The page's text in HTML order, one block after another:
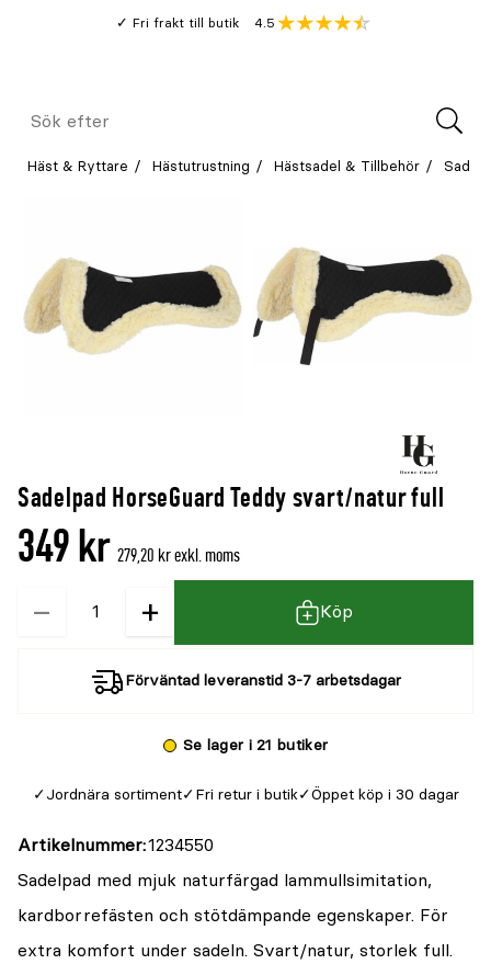
Fri frakt till butik
Genomsnitt
4.5
Meny
Sök
Häst & Ryttare Hästutrustning Hästsadel & Tillbehör
Sadelpad HorseGuard Teddy svart/natur full
349 kr 279,20 kr exkl. moms
−
Kvantitet + Köp
Förväntad leveranstid 3-7 arbetsdagar
Se lager i 21 butiker
Jordnära sortiment Fri retur i butik Öppet köp i 30 dagar
Artikelnummer 1234550
Sadelpad med mjuk naturfärgad lammullsimitation,
kardborrefästen och stötdämpande egenskaper. För
extra komfort under sadeln. Svart/natur, storlek full.